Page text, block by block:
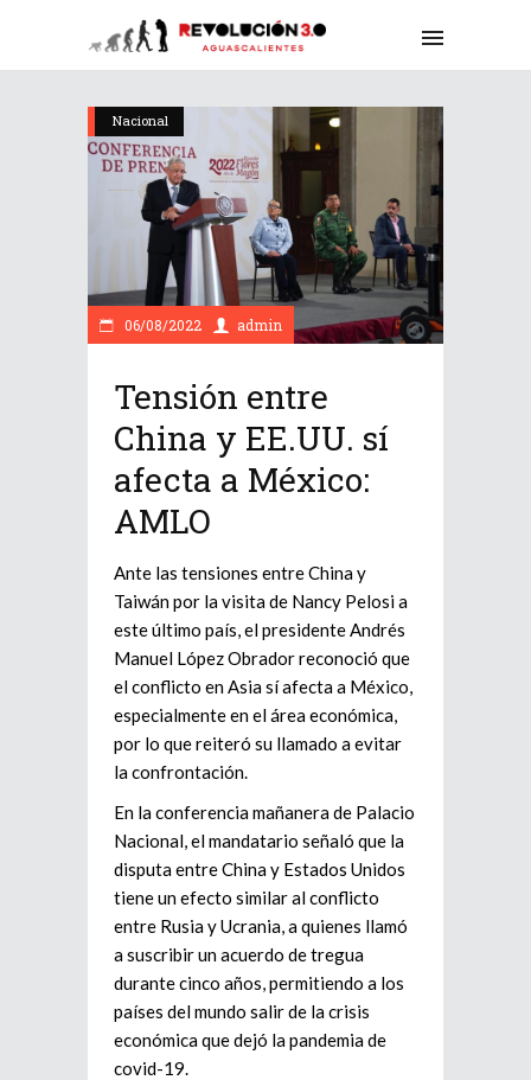
Nacional
06/08/2022 admin
Tensión entre
China y EE.UU. sí
afecta a México:
AMLO
Ante las tensiones entre China y
Taiwán por la visita de Nancy Pelosi a
este último país, el presidente Andrés
Manuel López Obrador reconoció que
el conflicto en Asia sí afecta a México,
especialmente en el área económica,
por lo que reiteró su llamado a evitar
la confrontación.
En la conferencia mañanera de Palacio
Nacional, el mandatario señaló que la
disputa entre China y Estados Unidos
tiene un efecto similar al conflicto
entre Rusia y Ucrania, a quienes llamó
a suscribir un acuerdo de tregua
durante cinco años, permitiendo a los
países del mundo salir de la crisis
económica que dejó la pandemia de
covid-19.